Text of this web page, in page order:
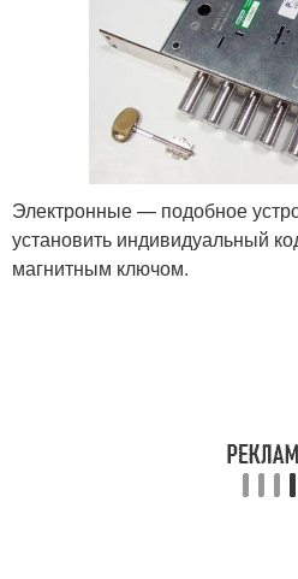
Электронные — подобное
установить индивидуальный
магнитным ключом.